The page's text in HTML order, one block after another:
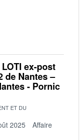
ex-post
de Nantes –
- Pornic
ET DU
2025
Affaire